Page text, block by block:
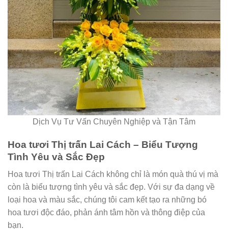
Dịch Vụ Tư Vấn Chuyên Nghiệp và Tận Tâm
Hoa tươi Thị trấn Lai Cách – Biểu Tượng
Tình Yêu và Sắc Đẹp
Hoa tươi Thị trấn Lai Cách không chỉ là món quà thú vị mà
còn là biểu tượng tình yêu và sắc đẹp. Với sự đa dạng về
loại hoa và màu sắc, chúng tôi cam kết tạo ra những bó
hoa tươi độc đáo, phản ánh tâm hồn và thông điệp của
bạn.